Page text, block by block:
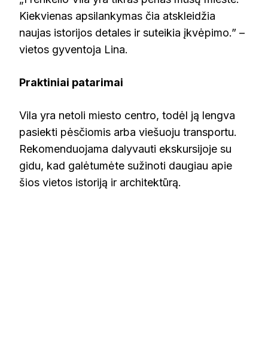
Kiekvienas apsilankymas čia atskleidžia
naujas istorijos detales ir suteikia įkvėpimo.” –
vietos gyventoja Lina.
Praktiniai patarimai
Vila yra netoli miesto centro, todėl ją lengva
pasiekti pėsčiomis arba viešuoju transportu.
Rekomenduojama dalyvauti ekskursijoje su
gidu, kad galėtumėte sužinoti daugiau apie
šios vietos istoriją ir architektūrą.